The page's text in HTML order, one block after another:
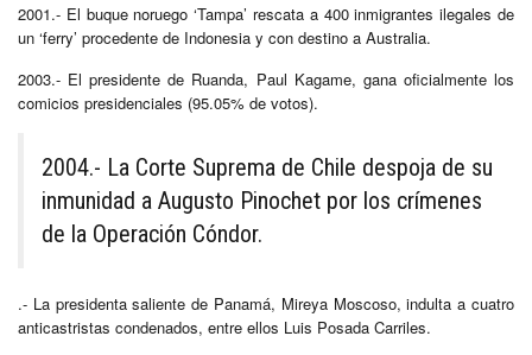
2001.- El buque noruego ‘Tampa’ rescata a 400 inmigrantes ilegales de
un ‘ferry’ procedente de Indonesia y con destino a Australia.
2003.- El presidente de Ruanda, Paul Kagame, gana oficialmente los
comicios presidenciales (95.05% de votos).
2004.- La Corte Suprema de Chile despoja de su
inmunidad a Augusto Pinochet por los crímenes
de la Operación Cóndor.
.- La presidenta saliente de Panamá, Mireya Moscoso, indulta a cuatro
anticastristas condenados, entre ellos Luis Posada Carriles.